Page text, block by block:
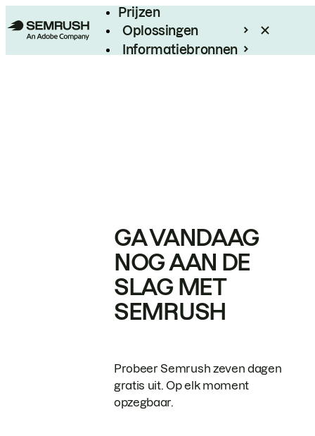
Prijzen
Oplossingen
Informatiebronnen
GA VANDAAG
NOG AAN DE
SLAG MET
SEMRUSH
Probeer Semrush zeven dagen
gratis uit. Op elk moment
opzegbaar.